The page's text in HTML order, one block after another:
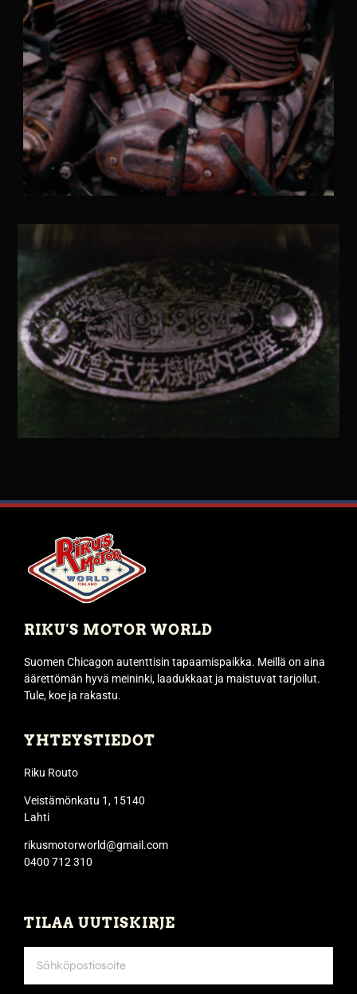
RIKU'S MOTOR WORLD
Suomen Chicagon autenttisin tapaamispaikka. Meillä on aina
äärettömän hyvä meininki, laadukkaat ja maistuvat tarjoilut.
Tule, koe ja rakastu.
YHTEYSTIEDOT
Riku Routo
Veistämönkatu 1, 15140
Lahti
rikusmotorworld@gmail.com
0400 712 310
TILAA UUTISKIRJE